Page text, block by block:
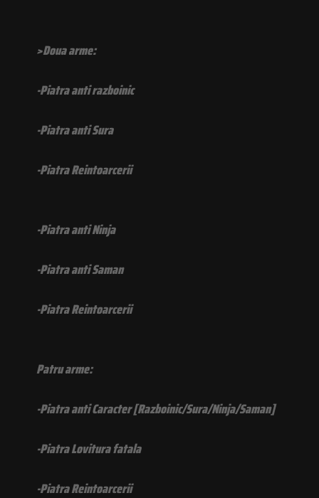
>Doua arme:
-Piatra anti razboinic
-Piatra anti Sura
-Piatra Reintoarcerii
-Piatra anti Ninja
-Piatra anti Saman
-Piatra Reintoarcerii
Patru arme:
-Piatra anti Caracter [Razboinic/Sura/Ninja/Saman]
-Piatra Lovitura fatala
-Piatra Reintoarcerii